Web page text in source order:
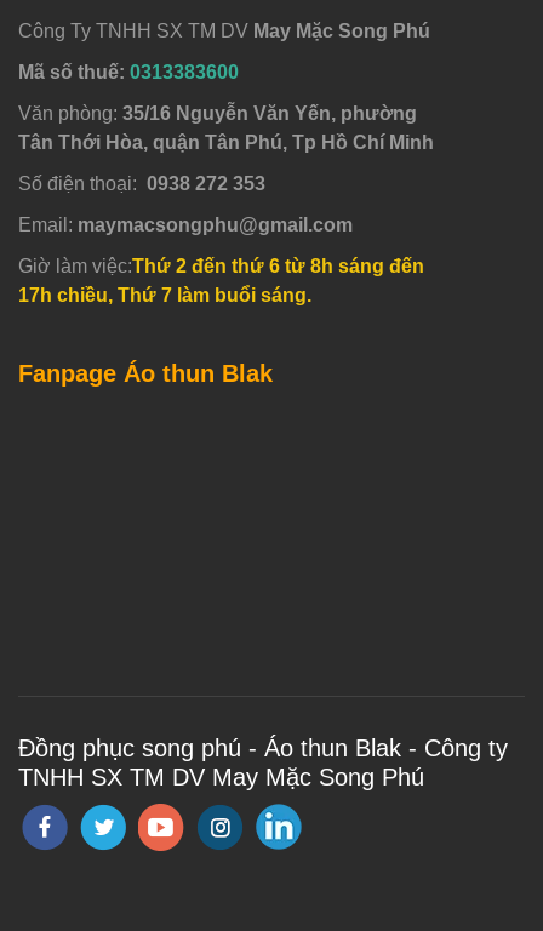
Công Ty TNHH SX TM DV May Mặc Song Phú
Mã số thuế: 0313383600
Văn phòng: 35/16 Nguyễn Văn Yến, phường
Tân Thới Hòa, quận Tân Phú, Tp Hồ Chí Minh
Số điện thoại: 0938 272 353
Email: maymacsongphu@gmail.com
Giờ làm việc:Thứ 2 đến thứ 6 từ 8h sáng đến
17h chiều, Thứ 7 làm buổi sáng.
Fanpage Áo thun Blak
Đồng phục song phú - Áo thun Blak - Công ty
TNHH SX TM DV May Mặc Song Phú